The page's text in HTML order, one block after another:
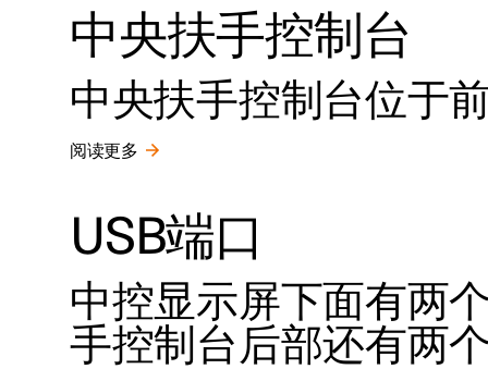
中央扶手控制台
中央扶手控制台位于
阅读更多
USB端口
中控显示屏下面有两
手控制台后部还有两